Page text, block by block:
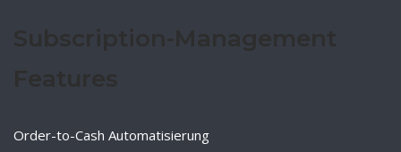
Order-to-Cash Automatisierung